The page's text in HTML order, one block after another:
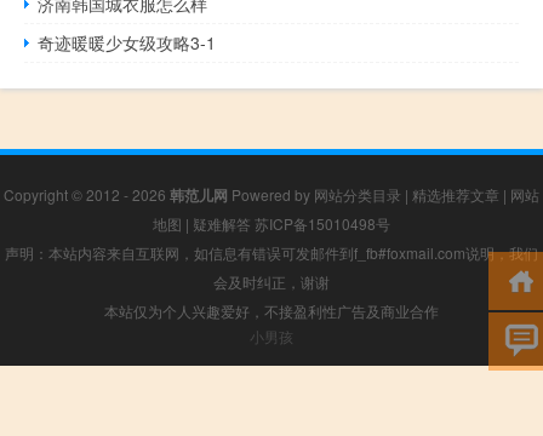
奇迹暖暖少女级攻略3-1
Copyright © 2012 - 2026 韩范儿网 Powered by 网站分类目录 | 精选推荐文章 | 网站
地图 | 疑难解答 苏ICP备15010498号
声明：本站内容来自互联网，如信息有错误可发邮件到f_fb#foxmail.com说明，我们
会及时纠正，谢谢
本站仅为个人兴趣爱好，不接盈利性广告及商业合作
小男孩